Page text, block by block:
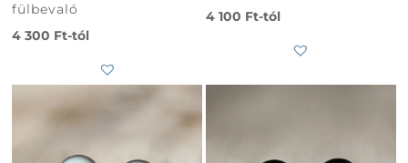
fülbevaló
4 300 Ft-tól
4 100 Ft-tól